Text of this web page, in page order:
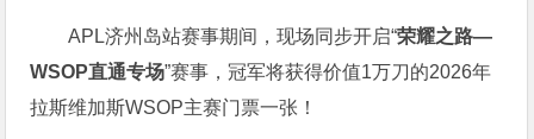
APL济州岛站赛事期间，现场同步开启“荣耀之路—
WSOP直通专场”赛事，冠军将获得价值1万刀的2026年
拉斯维加斯WSOP主赛门票一张！